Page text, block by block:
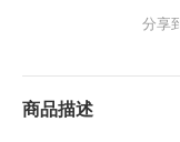
分享
商品描述